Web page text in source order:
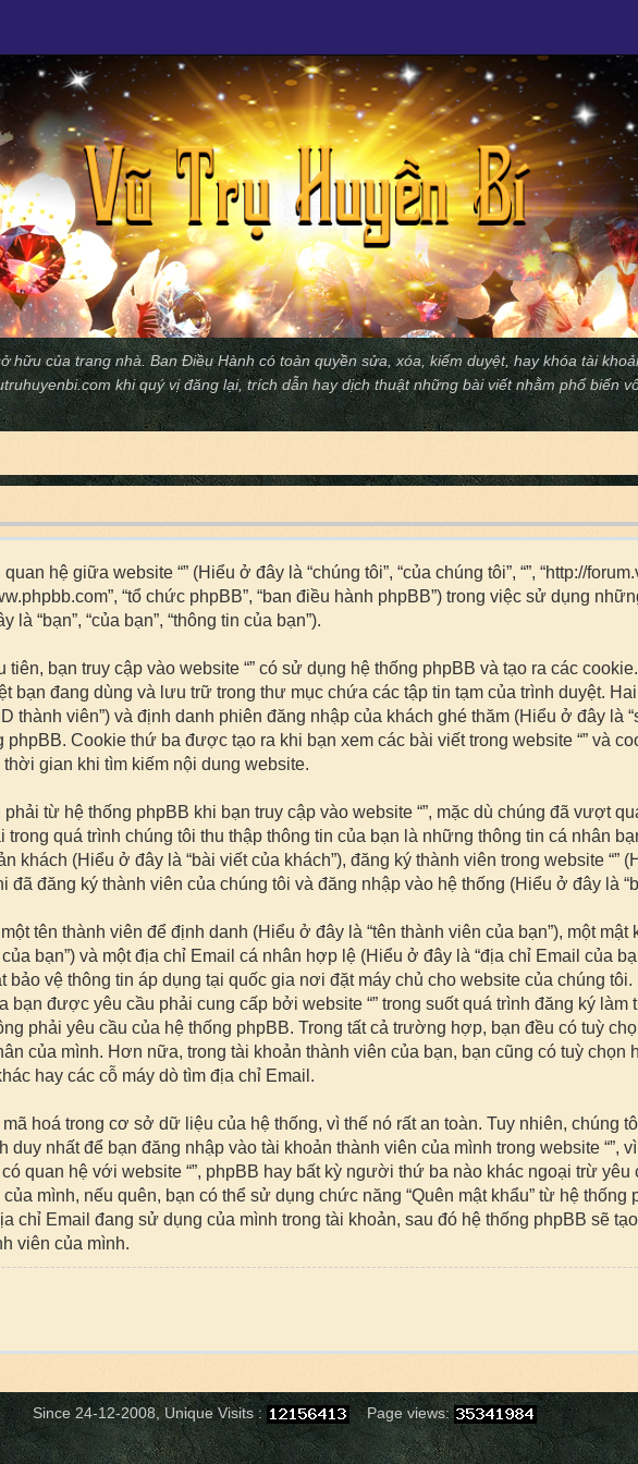
hữu của trang nhà. Ban Ðiều Hành có toàn quyền sửa, xóa, kiểm duyệt, hay khóa tài
khi quý vị đăng lại, trích dẫn hay dịch thuật những bài viết nhằm phổ biến
hệ giữa website “” (Hiểu ở đây là “chúng tôi”, “của chúng tôi”, “”, “http://
“tổ chức phpBB”, “ban điều hành phpBB”) trong việc sử dụng
“bạn”, “của bạn”, “thông tin của bạn”).
bạn truy cập vào website “” có sử dụng hệ thống phpBB và tạo ra các
bạn đang dùng và lưu trữ trong thư mục chứa các tập tin tạm của trình duyệt.
thành viên”) và định danh phiên đăng nhập của khách ghé thăm (Hiểu ở đây là
Cookie thứ ba được tạo ra khi bạn xem các bài viết trong website “” và
gian khi tìm kiếm nội dung website.
từ hệ thống phpBB khi bạn truy cập vào website “”, mặc dù chúng đã vượt
quá trình chúng tôi thu thập thông tin của bạn là những thông tin cá nhân
(Hiểu ở đây là “bài viết của khách”), đăng ký thành viên trong website “”
đăng ký thành viên của chúng tôi và đăng nhập vào hệ thống (Hiểu ở đây là
tên thành viên để định danh (Hiểu ở đây là “tên thành viên của bạn”), một
bạn”) và một địa chỉ Email cá nhân hợp lệ (Hiểu ở đây là “địa chỉ Email của
bảo vệ thông tin áp dụng tại quốc gia nơi đặt máy chủ cho website của chúng
được yêu cầu phải cung cấp bởi website “” trong suốt quá trình đăng ký
phải yêu cầu của hệ thống phpBB. Trong tất cả trường hợp, bạn đều có tuỳ
của mình. Hơn nữa, trong tài khoản thành viên của bạn, bạn cũng có tuỳ chọn
hay các cỗ máy dò tìm địa chỉ Email.
hoá trong cơ sở dữ liệu của hệ thống, vì thế nó rất an toàn. Tuy nhiên, chúng
nhất để bạn đăng nhập vào tài khoản thành viên của mình trong website “”,
quan hệ với website “”, phpBB hay bất kỳ người thứ ba nào khác ngoại trừ
mình, nếu quên, bạn có thể sử dụng chức năng “Quên mật khẩu” từ hệ
chỉ Email đang sử dụng của mình trong tài khoản, sau đó hệ thống phpBB sẽ
viên của mình.
Since 24-12-2008, Unique Visits : Page views: